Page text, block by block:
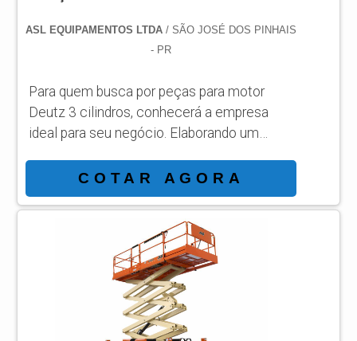
ASL EQUIPAMENTOS LTDA/ SÃO JOSÉ DOS PINHAIS
- PR
Para quem busca por peças para motor
Deutz 3 cilindros, conhecerá a empresa
ideal para seu negócio. Elaborando um
organização do ramo e conhecendo a líder
da área de atuação. Quando a busca é por
peças para motor Deutz 3 cilindros, com a
melhor mão de obra da ASL Equipamentos
irá encontrar precisão com qualidade e
rapidez no atendimento. OUTRAS
INFORMAÇÕES SOBRE PEÇAS PARA
COTAR AGORA